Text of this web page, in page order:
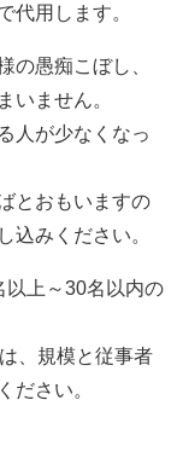
代用します。
の愚痴こぼし、
いません。
人が少なくなっ
とおもいますの
込みください。
以上～30名以内の
、規模と従事者
ださい。